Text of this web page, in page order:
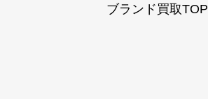
ブランド買取TOP